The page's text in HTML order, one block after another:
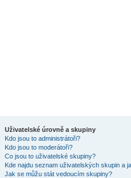
Uživatelské úrovně a skupiny
Kdo jsou to administrátoři?
Kdo jsou to moderátoři?
Co jsou to uživatelské skupiny?
Kde najdu seznam uživatelských skupin a
Jak se můžu stát vedoucím skupiny?